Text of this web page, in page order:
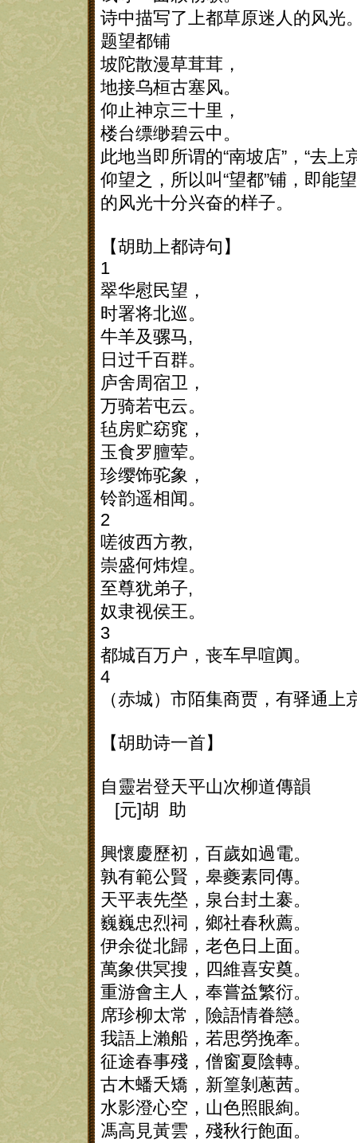
诗中描写了上都草原迷人的风光
题望都铺
坡陀散漫草茸茸，
地接乌桓古塞风。
仰止神京三十里，
楼台缥缈碧云中。
此地当即所谓的“南坡店”，“去
仰望之，所以叫“望都”铺，即能
的风光十分兴奋的样子。
【胡助上都诗句】
1
翠华慰民望，
时署将北巡。
牛羊及骡马,
日过千百群。
庐舍周宿卫，
万骑若屯云。
毡房贮窈窕，
玉食罗膻荤。
珍缨饰驼象，
铃韵遥相闻。
2
嗟彼西方教,
崇盛何炜煌。
至尊犹弟子,
奴隶视侯王。
3
都城百万户，丧车早喧阗。
4
（赤城）市陌集商贾，有驿通上
【胡助诗一首】
自靈岩登天平山次柳道傳韻
[元]胡 助
興懷慶歷初，百歲如過電。
孰有範公賢，皋夔素同傳。
天平表先塋，泉台封土褰。
巍巍忠烈祠，鄉社春秋薦。
伊余從北歸，老色日上面。
萬象供冥搜，四維喜安奠。
重游會主人，奉嘗益繁衍。
席珍柳太常，險語情眷戀。
我語上瀨船，若思勞挽牽。
征途春事殘，僧窗夏陰轉。
古木蟠夭矯，新篁剝蔥茜。
水影澄心空，山色照眼絢。
馮高見黃雲，殘秋行飽面。